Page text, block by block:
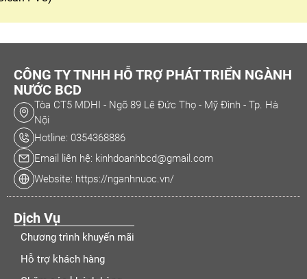
CÔNG TY TNHH HỖ TRỢ PHÁT TRIỂN NGÀNH
NƯỚC BCD
Tòa CT5 MDHI - Ngõ 89 Lê Đức Thọ - Mỹ Đình - Tp. Hà
Nội
Hotline: 0354368886
Email liên hệ: kinhdoanhbcd@gmail.com
Website: https://nganhnuoc.vn/
Dịch Vụ
Chương trình khuyến mãi
Hỗ trợ khách hàng